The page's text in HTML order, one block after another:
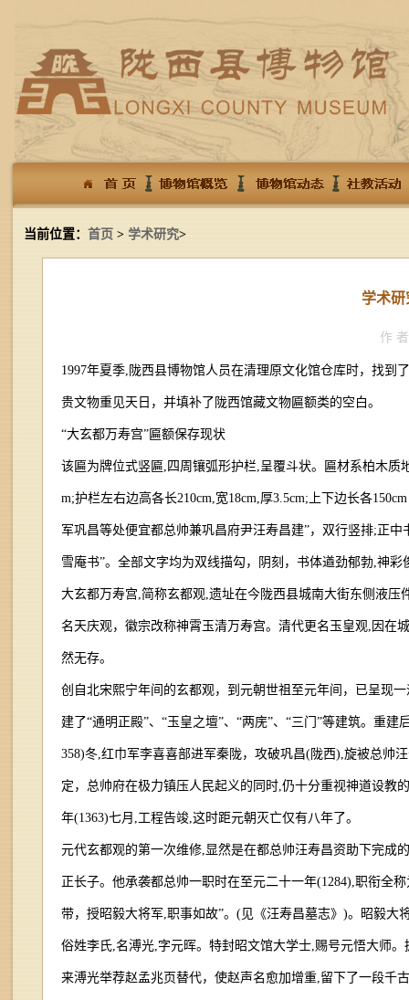
当前位置： 首页 > 学术研究>
学术
作
1997年夏季,陇西县博物馆人员在清理原文化馆仓库时，找到
贵文物重见天日，并填补了陇西馆藏文物匾额类的空白。
“大玄都万寿宫”匾额保存现状
该匾为牌位式竖匾,四周镶弧形护栏,呈覆斗状。匾材系柏木质
m;护栏左右边高各长210cm,宽18cm,厚3.5cm;上下边长各
军巩昌等处便宜都总帅兼巩昌府尹汪寿昌建”，双行竖排;正
雪庵书”。全部文字均为双线描勾，阴刻，书体遒劲郁勃,神
大玄都万寿宫,简称玄都观,遗址在今陇西县城南大街东侧液压
名天庆观，徽宗改称神霄玉清万寿宫。清代更名玉皇观,因在
然无存。
创自北宋熙宁年间的玄都观，到元朝世祖至元年间，已呈现
建了“通明正殿”、“玉皇之壇”、“两庑”、“三门”等建筑。重
358)冬,红巾军李喜喜部进军秦陇，攻破巩昌(陇西),旋被总帅
定，总帅府在极力镇压人民起义的同时,仍十分重视神道设教
年(1363)七月,工程告竣,这时距元朝灭亡仅有八年了。
元代玄都观的第一次维修,显然是在都总帅汪寿昌资助下完成
正长子。他承袭都总帅一职时在至元二十一年(1284),职衔全
带，授昭毅大将军,职事如故”。(见《汪寿昌墓志》)。昭毅
俗姓李氏,名溥光,字元晖。特封昭文馆大学士,赐号元悟大师
来溥光举荐赵孟兆页替代，使赵声名愈加增重,留下了一段千